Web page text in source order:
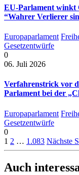
EU-Parlament winkt
“Wahrer Verlierer
Europaparlament
Gesetzentwürfe
0
06. Juli 2026
Verfahrenstrick vor
Parlament bei der
Europaparlament
Gesetzentwürfe
0
1 2 … 1.083 Nächste
Auch